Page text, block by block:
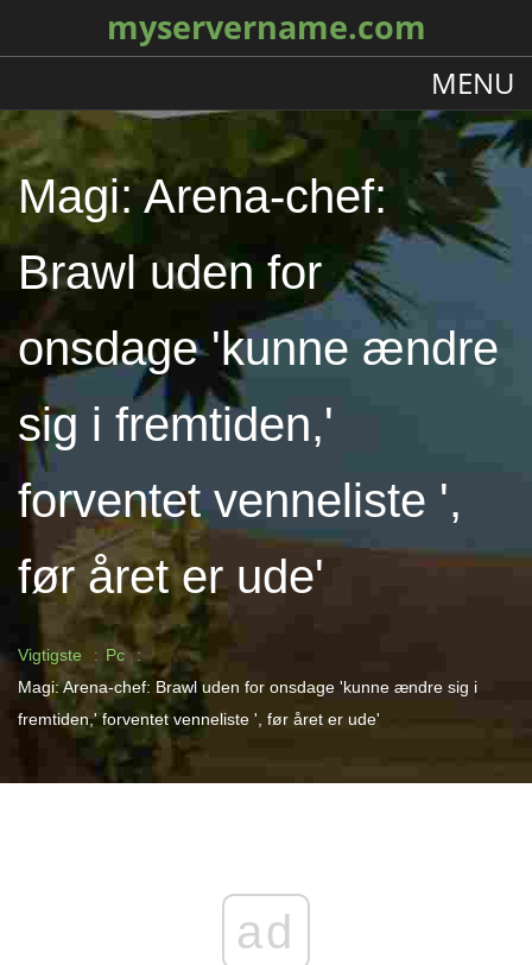
myservername.com
MENU
Magi: Arena-chef:
Brawl uden for
onsdage 'kunne ændre
sig i fremtiden,'
forventet venneliste ',
før året er ude'
Vigtigste
Pc
Magi: Arena-chef: Brawl uden for onsdage 'kunne ændre sig i
fremtiden,' forventet venneliste ', før året er ude'
ad